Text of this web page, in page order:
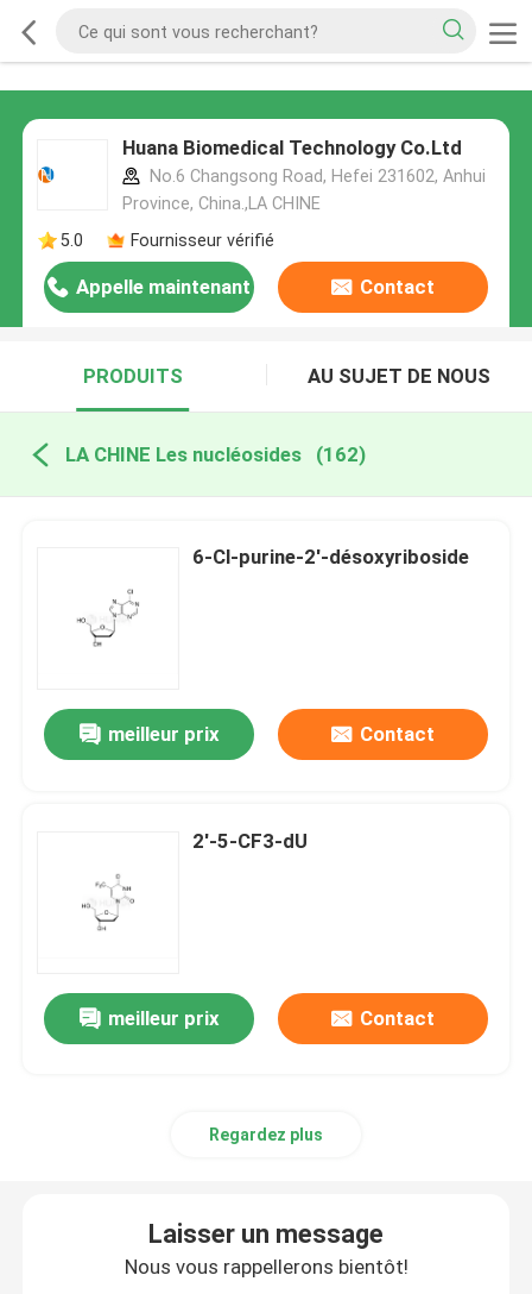
Huana Biomedical Technology Co.Ltd
No.6 Changsong Road, Hefei 231602, Anhui
Province, China.,LA CHINE
5.0
Fournisseur vérifié
Appelle maintenant Contact
PRODUITS AU SUJET DE NOUS
LA CHINE Les nucléosides (162)
6-Cl-purine-2'-désoxyriboside
meilleur prix Contact
2'-5-CF3-dU
meilleur prix Contact
Regardez plus
Laisser un message
Nous vous rappellerons bientôt!